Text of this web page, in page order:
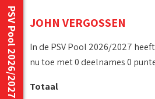
PSV Pool 2026/2027 JOHN VERGOSSEN
In de PSV Pool 2026/2027
nu toe met 0 deelnames 0
Totaal